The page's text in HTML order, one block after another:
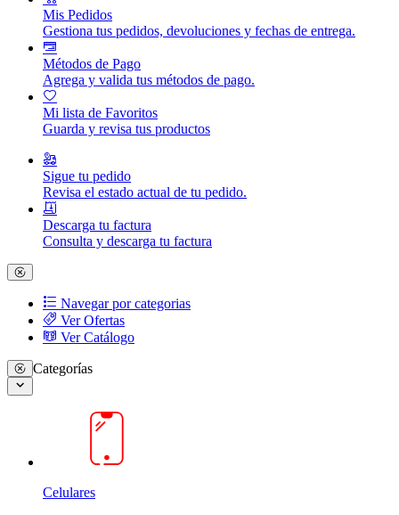
Mis Pedidos
Gestiona tus pedidos, devoluciones y fechas de entrega.
Métodos de Pago
Agrega y valida tus métodos de pago.
Mi lista de Favoritos
Guarda y revisa tus productos
Sigue tu pedido
Revisa el estado actual de tu pedido.
Descarga tu factura
Consulta y descarga tu factura
Navegar por categorias
Ver Ofertas
Ver Catálogo
Categorías
Celulares